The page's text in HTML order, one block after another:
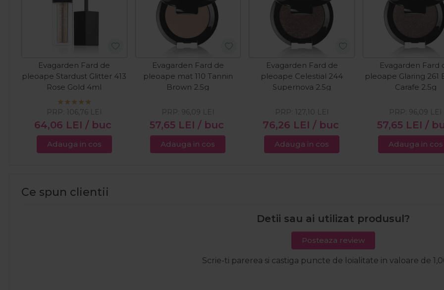
Evagarden Fard de
pleoape Stardust Glitter 413
Rose Gold 4ml
64,06 LEI / buc
PRP: 106,76 LEI
Adauga in cos
Evagarden Fard de
pleoape mat 110 Tannin
Brown 2.5g
57,65 LEI / buc
PRP: 96,09 LEI
Adauga in cos
Evagarden Fard de
pleoape Celestial 244
Supernova 2.5g
76,26 LEI / buc
PRP: 127,10 LEI
Adauga in cos
Evagarden Fard
pleoape Glaring 261
Carafe 2.5g
57,65 LEI /
PRP: 96,09 LEI
Adauga in cos
Ce spun clientii
Detii sau ai utilizat produsul?
Posteaza review
Scrie-ti parerea si castiga puncte de loialitate in valoare de